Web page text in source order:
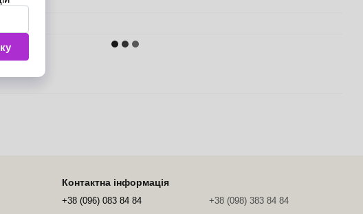
1
Контактна інформація
+38 (096) 083 84 84 +38 (098) 383 84 84